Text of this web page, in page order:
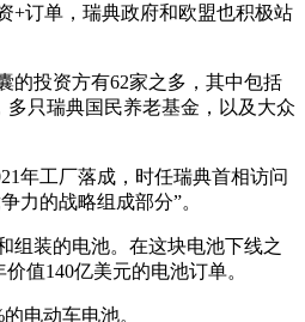
+订单，瑞典政府和欧盟也积极站
的投资方有62家之多，其中包括
只瑞典国民养老基金，以及大众
年工厂落成，时任瑞典首相访问
力的战略组成部分”。
组装的电池。在这块电池下线之
值140亿美元的电池订单。
电动车电池。